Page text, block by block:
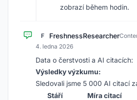
zobrazí během hodin.
F FreshnessResearcher
4. ledna 2026
Data o čerstvosti a AI citacích:
Výsledky výzkumu:
Sledovali jsme 5 000 AI citací
Stáří
Míra citací